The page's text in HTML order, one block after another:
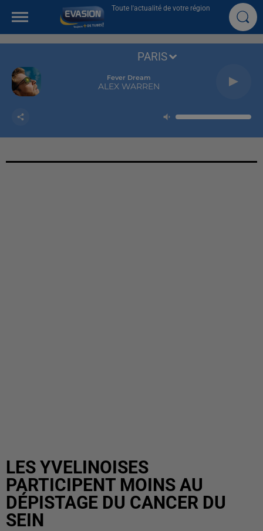
Toute l'actualité de votre région
Fever Dream
ALEX WARREN
PARIS
LES YVELINOISES
PARTICIPENT MOINS AU
DÉPISTAGE DU CANCER DU
SEIN